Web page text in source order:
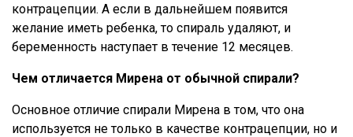
контрацепции. А если в дальнейшем появится
желание иметь ребенка, то спираль удаляют, и
беременность наступает в течение 12 месяцев.
Чем отличается Мирена от обычной спирали?
Основное отличие спирали Мирена в том, что она
используется не только в качестве контрацепции, но и